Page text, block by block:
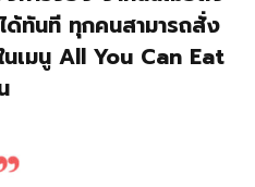
ด้ทันที ทุกคนสามารถสั่ง
นเมนู All You Can Eat